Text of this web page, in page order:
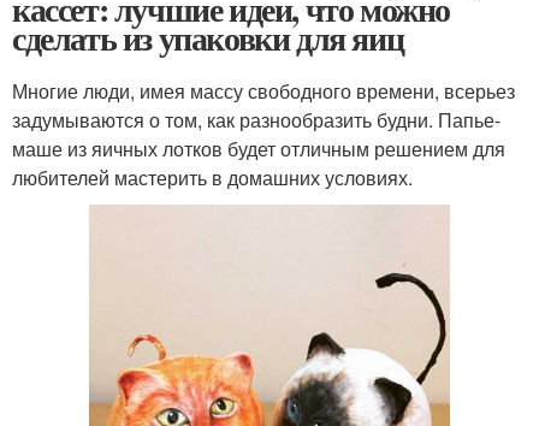
сделать из упаковки для яиц
Многие люди, имея массу свободного времени, всерьез
задумываются о том, как разнообразить будни. Папье-
маше из яичных лотков будет отличным решением для
любителей мастерить в домашних условиях.